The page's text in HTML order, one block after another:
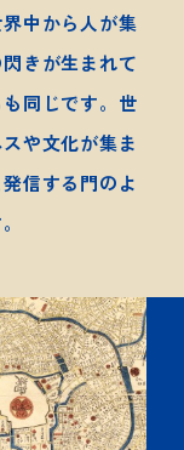
中から人が集
きが生まれて
同じです。世
や文化が集ま
信する門のよ